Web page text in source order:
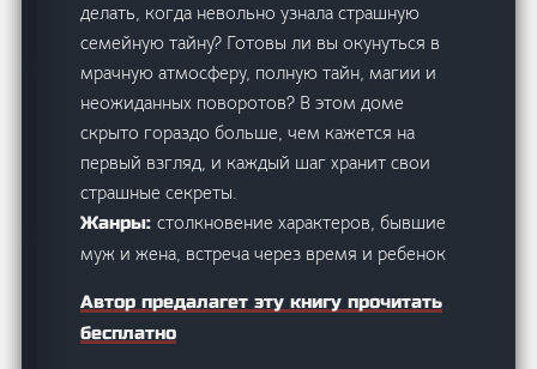
делать, когда невольно узнала страшную
семейную тайну? Готовы ли вы окунуться в
мрачную атмосферу, полную тайн, магии и
неожиданных поворотов? В этом доме
скрыто гораздо больше, чем кажется на
первый взгляд, и каждый шаг хранит свои
страшные секреты.
Жанры:столкновение характеров, бывшие
муж и жена, встреча через время и ребенок
Автор предалагет эту книгу прочитать
бесплатно